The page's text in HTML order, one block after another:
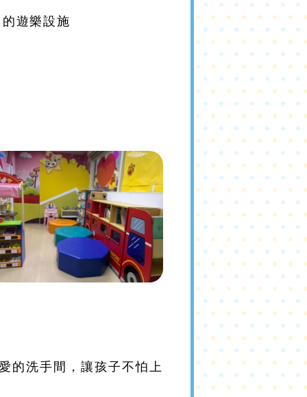
遊樂設施
的洗手間，讓孩子不怕上